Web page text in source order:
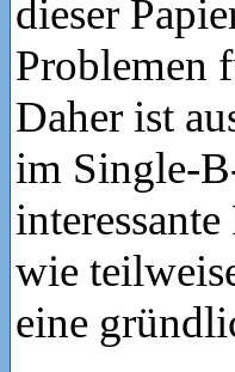
dieser
Problemen
Daher ist
im Single-
wie
eine